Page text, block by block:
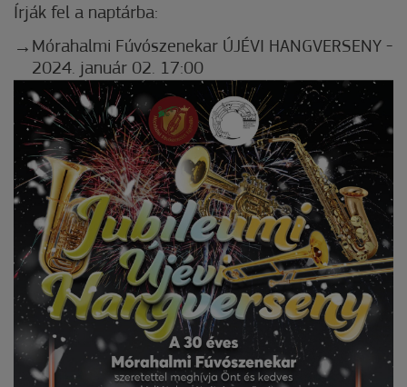
Írják fel a naptárba:
Mórahalmi Fúvószenekar ÚJÉVI HANGVERSENY -
2024. január 02. 17:00